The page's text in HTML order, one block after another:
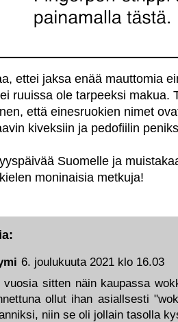
ettei jaksa enää mauttomia
ruuissa ole tarpeeksi makua.
että einesruokien nimet
kiveksiin ja pedofiilin
Suomelle ja
moninaisia metkuja!
6. joulukuuta 2021 klo 16.03
vuosia sitten näin kaupassa
ollut ihan asiallsesti
niin se oli jollain tasolla